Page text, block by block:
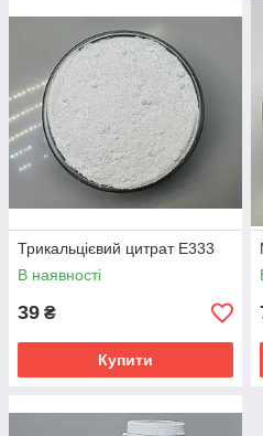
Трикальцієвий цитрат Е333
В наявності
39 ₴
Купити